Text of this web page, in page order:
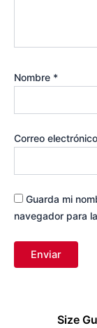
Nombre *
Correo electrónico
Guarda mi
navegador para
Size